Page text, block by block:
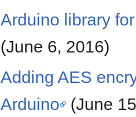
Arduino library
(June 6, 2016)
Adding AES
Arduino
(June